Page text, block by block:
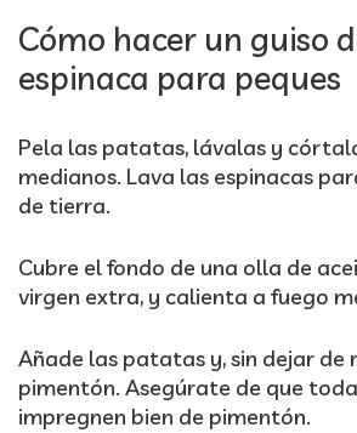
Cómo hacer un guiso
espinaca para peques
Pela las patatas, lávalas y
medianos. Lava las espinacas
de tierra.
Cubre el fondo de una olla de
virgen extra, y calienta a fuego
Añade las patatas y, sin dejar de
pimentón. Asegúrate de que
impregnen bien de pimentón.